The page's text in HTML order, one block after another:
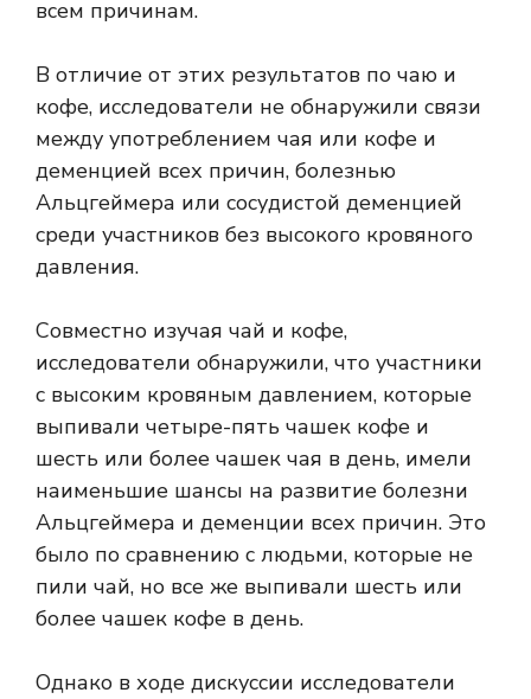
всем причинам.
В отличие от этих результатов по чаю и
кофе, исследователи не обнаружили связи
между употреблением чая или кофе и
деменцией всех причин, болезнью
Альцгеймера или сосудистой деменцией
среди участников без высокого кровяного
давления.
Совместно изучая чай и кофе,
исследователи обнаружили, что участники
с высоким кровяным давлением, которые
выпивали четыре-пять чашек кофе и
шесть или более чашек чая в день, имели
наименьшие шансы на развитие болезни
Альцгеймера и деменции всех причин. Это
было по сравнению с людьми, которые не
пили чай, но все же выпивали шесть или
более чашек кофе в день.
Однако в ходе дискуссии исследователи